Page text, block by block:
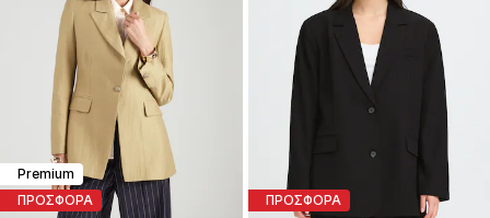
Premium
ΠΡΟΣΦΟΡΑ
ΠΡΟΣΦΟΡΑ